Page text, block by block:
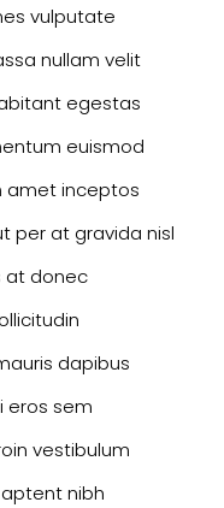
vulputate
nullam velit
egestas
euismod
amet inceptos
per at gravida nisl
at donec
dapibus
eros sem
vestibulum
nibh